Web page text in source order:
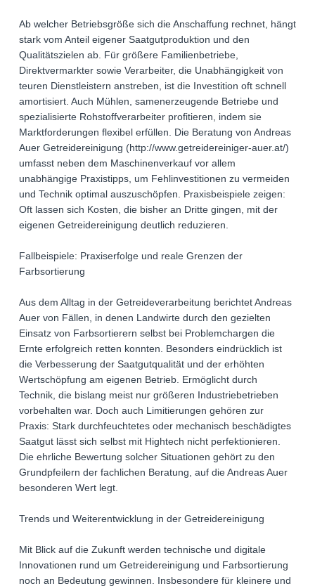
Ab welcher Betriebsgröße sich die Anschaffung rechnet, hängt
stark vom Anteil eigener Saatgutproduktion und den
Qualitätszielen ab. Für größere Familienbetriebe,
Direktvermarkter sowie Verarbeiter, die Unabhängigkeit von
teuren Dienstleistern anstreben, ist die Investition oft schnell
amortisiert. Auch Mühlen, samenerzeugende Betriebe und
spezialisierte Rohstoffverarbeiter profitieren, indem sie
Marktforderungen flexibel erfüllen. Die Beratung von Andreas
Auer Getreidereinigung (http://www.getreidereiniger-auer.at/)
umfasst neben dem Maschinenverkauf vor allem
unabhängige Praxistipps, um Fehlinvestitionen zu vermeiden
und Technik optimal auszuschöpfen. Praxisbeispiele zeigen:
Oft lassen sich Kosten, die bisher an Dritte gingen, mit der
eigenen Getreidereinigung deutlich reduzieren.
Fallbeispiele: Praxiserfolge und reale Grenzen der
Farbsortierung
Aus dem Alltag in der Getreideverarbeitung berichtet Andreas
Auer von Fällen, in denen Landwirte durch den gezielten
Einsatz von Farbsortierern selbst bei Problemchargen die
Ernte erfolgreich retten konnten. Besonders eindrücklich ist
die Verbesserung der Saatgutqualität und der erhöhten
Wertschöpfung am eigenen Betrieb. Ermöglicht durch
Technik, die bislang meist nur größeren Industriebetrieben
vorbehalten war. Doch auch Limitierungen gehören zur
Praxis: Stark durchfeuchtetes oder mechanisch beschädigtes
Saatgut lässt sich selbst mit Hightech nicht perfektionieren.
Die ehrliche Bewertung solcher Situationen gehört zu den
Grundpfeilern der fachlichen Beratung, auf die Andreas Auer
besonderen Wert legt.
Trends und Weiterentwicklung in der Getreidereinigung
Mit Blick auf die Zukunft werden technische und digitale
Innovationen rund um Getreidereinigung und Farbsortierung
noch an Bedeutung gewinnen. Insbesondere für kleinere und